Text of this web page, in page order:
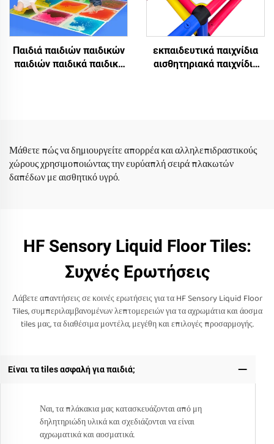
Παιδιά παιδιών παιδικών
παιδιών παιδικά παιδικά
εκπαιδευτικά παιχνίδια
αισθητηριακά παιχνίδια
Μάθετε πώς να δημιουργείτε απορρέα και αλληλεπιδραστικούς
χώρους χρησιμοποιώντας την ευρύαπλή σειρά πλακωτών
δαπέδων με αισθητικό υγρό.
HF Sensory Liquid Floor Tiles:
Συχνές Ερωτήσεις
Λάβετε απαντήσεις σε κοινές ερωτήσεις για τα HF Sensory Liquid Floor
Tiles, συμπεριλαμβανομένων λεπτομερειών για τα αχρωμάτια και άοσμα
tiles μας, τα διαθέσιμα μοντέλα, μεγέθη και επιλογές προσαρμογής.
Είναι τα tiles ασφαλή για παιδιά;
Ναι, τα πλάκακια μας κατασκευάζονται από μη
δηλητηριώδη υλικά και σχεδιάζονται να είναι
αχρωματικά και αοσματικά.